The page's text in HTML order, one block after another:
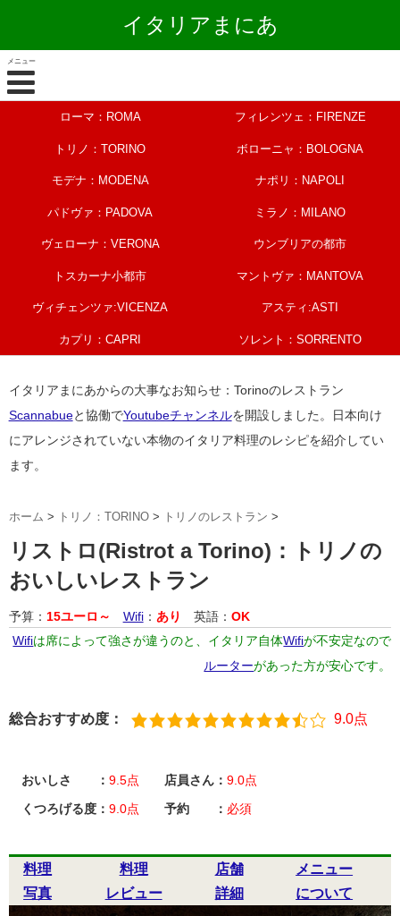
イタリアまにあ
メニュー
ローマ：ROMA フィレンツェ：FIRENZE
トリノ：TORINO ボローニャ：BOLOGNA
モデナ：MODENA ナポリ：NAPOLI
パドヴァ：PADOVA ミラノ：MILANO
ヴェローナ：VERONA ウンブリアの都市
トスカーナ小都市 マントヴァ：MANTOVA
ヴィチェンツァ:VICENZA アスティ:ASTI
カプリ：CAPRI ソレント：SORRENTO
イタリアまにあからの大事なお知らせ：Torinoのレストラン
Scannabueと協働でYoutubeチャンネルを開設しました。日本向け
にアレンジされていない本物のイタリア料理のレシピを紹介してい
ます。
ホーム > トリノ：TORINO > トリノのレストラン >
リストロ(Ristrot a Torino)：トリノの
おいしいレストラン
予算： 15ユーロ～ Wifi： あり 英語： OK
Wifiは席によって強さが違うのと、イタリア自体Wifiが不安定なので
ルーターがあった方が安心です。
総合おすすめ度： 9.0点
おいしさ ： 9.5点 店員さん： 9.0点
くつろげる度： 9.0点 予約 ： 必須
料理
写真
料理
レビュー
店舗
詳細
メニュー
について